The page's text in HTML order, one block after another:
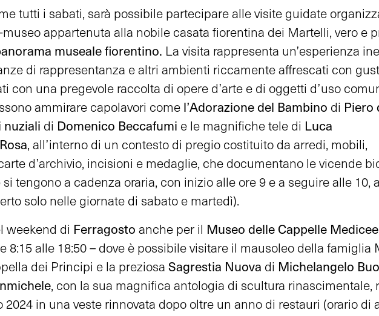
tutti i sabati, sarà possibile partecipare alle visite guidate
museoappartenuta alla nobile casata fiorentina dei Martelli, vero e
museale fiorentino. La visita rappresenta un’esperienza
di rappresentanza e altri ambienti riccamente affrescati con
con una pregevole raccolta di opere d’arte e di oggetti d’uso
ammirare capolavori come l’Adorazione del Bambino di Piero
nuziali di Domenico Beccafumi e le magnifiche tele di Luca
, all’interno di un contesto di pregio costituito da arredi, mobili,
d’archivio, incisioni e medaglie, che documentano le vicende
tengono a cadenza oraria, con inizio alle ore 9 e a seguire alle 10,
solo nelle giornate di sabato e martedì).
weekend di Ferragosto anche per il Museo delle Cappelle Medicee
8:15 alle 18:50 – dove è possibile visitare il mausoleo della famiglia
dei Principi e la preziosa Sagrestia Nuova di Michelangelo
, con la sua magnifica antologia di scultura rinascimentale,
in una veste rinnovata dopo oltre un anno di restauri (orario di